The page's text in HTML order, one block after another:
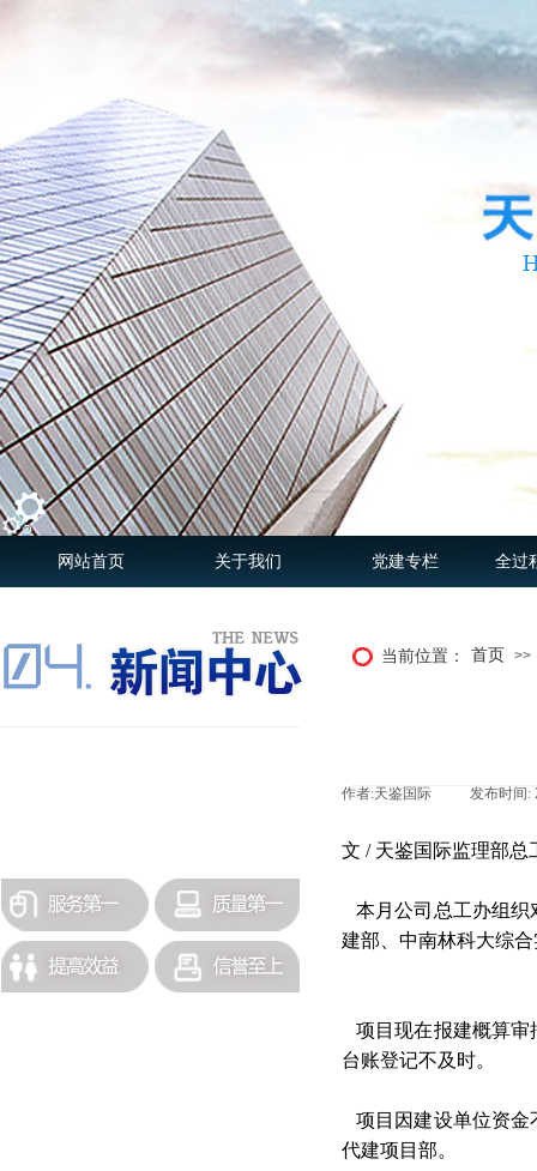
网站首页 关于我们 党建专栏 全过
当前位置： 首页 >>
作者:天鉴国际 发布时间:
文 / 天鉴国际监理部
本月公司总工办组织
建部、中南林科大综
项目现在报建概算审
台账登记不及时。
项目因建设单位资金
代建项目部。